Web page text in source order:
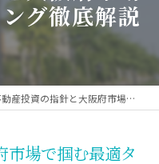
グ徹底解説
産投資の指針と大阪府市場で掴む最適タイミング徹底解説
市場で掴む最適タ